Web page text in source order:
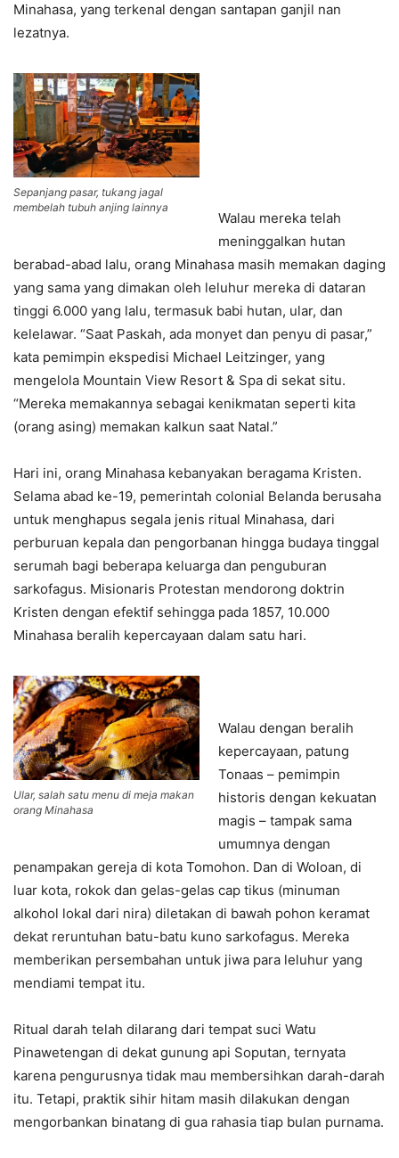
Minahasa, yang terkenal dengan santapan ganjil nan
lezatnya.
Sepanjang pasar, tukang jagal
membelah tubuh anjing lainnya
Walau mereka telah
meninggalkan hutan
berabad-abad lalu, orang Minahasa masih memakan daging
yang sama yang dimakan oleh leluhur mereka di dataran
tinggi 6.000 yang lalu, termasuk babi hutan, ular, dan
kelelawar. “Saat Paskah, ada monyet dan penyu di pasar,”
kata pemimpin ekspedisi Michael Leitzinger, yang
mengelola Mountain View Resort & Spa di sekat situ.
“Mereka memakannya sebagai kenikmatan seperti kita
(orang asing) memakan kalkun saat Natal.”
Hari ini, orang Minahasa kebanyakan beragama Kristen.
Selama abad ke-19, pemerintah colonial Belanda berusaha
untuk menghapus segala jenis ritual Minahasa, dari
perburuan kepala dan pengorbanan hingga budaya tinggal
serumah bagi beberapa keluarga dan penguburan
sarkofagus. Misionaris Protestan mendorong doktrin
Kristen dengan efektif sehingga pada 1857, 10.000
Minahasa beralih kepercayaan dalam satu hari.
Ular, salah satu menu di meja makan
orang Minahasa
Walau dengan beralih
kepercayaan, patung
Tonaas – pemimpin
historis dengan kekuatan
magis – tampak sama
umumnya dengan
penampakan gereja di kota Tomohon. Dan di Woloan, di
luar kota, rokok dan gelas-gelas cap tikus (minuman
alkohol lokal dari nira) diletakan di bawah pohon keramat
dekat reruntuhan batu-batu kuno sarkofagus. Mereka
memberikan persembahan untuk jiwa para leluhur yang
mendiami tempat itu.
Ritual darah telah dilarang dari tempat suci Watu
Pinawetengan di dekat gunung api Soputan, ternyata
karena pengurusnya tidak mau membersihkan darah-darah
itu. Tetapi, praktik sihir hitam masih dilakukan dengan
mengorbankan binatang di gua rahasia tiap bulan purnama.